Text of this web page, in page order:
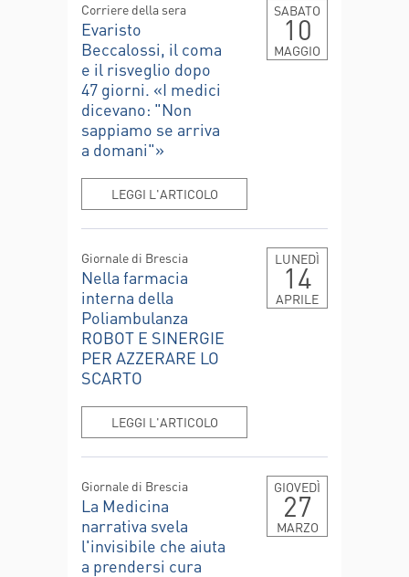
Corriere della sera
Evaristo
Beccalossi, il coma
e il risveglio dopo
47 giorni. «I medici
dicevano: "Non
sappiamo se arriva
a domani"»
LEGGI L'ARTICOLO
SABATO
10
MAGGIO
Giornale di Brescia
Nella farmacia
interna della
Poliambulanza
ROBOT E SINERGIE
PER AZZERARE LO
SCARTO
LEGGI L'ARTICOLO
LUNEDÌ
14
APRILE
Giornale di Brescia
La Medicina
narrativa svela
l'invisibile che aiuta
a prendersi cura
GIOVEDÌ
27
MARZO